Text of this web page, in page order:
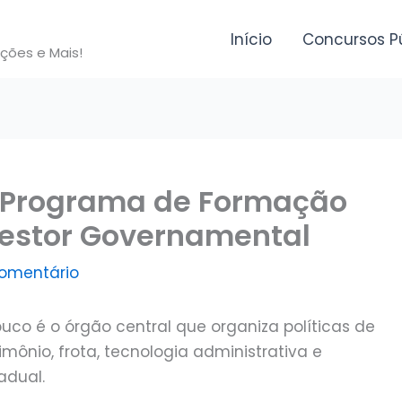
e Mais!
Início Concursos
de Formação
Governamental
é o órgão central que organiza políticas de
frota, tecnologia administrativa e